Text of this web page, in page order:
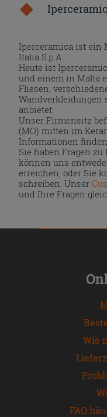
Iperceramica ist ein
Italia S.p.A..
Heute ist
und einem in Malta
Fliesen,
Wandverkleidungen
anbietet.
Unser Firmensitz
(MO) mitten im
Informationen
Sie haben Fragen
können uns
erreichen, oder Sie
schreiben. Unser
und Ihre Fragen
Wie
FAQ